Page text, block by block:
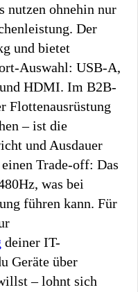
nutzen ohnehin nur
Der
und bietet
Auswahl: USB-A,
HDMI. Im B2B-
Flottenausrüstung
– ist die
und Ausdauer
Trade-off: Das
was bei
führen kann. Für
deiner IT-
Geräte über
– lohnt sich